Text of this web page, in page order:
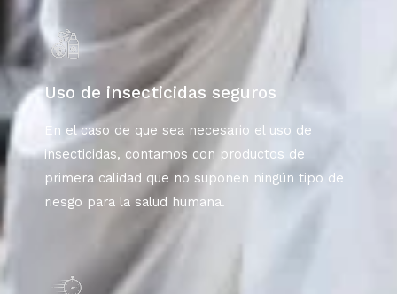
Uso de insecticidas seguros
En el caso de que sea necesario el uso de
insecticidas, contamos con productos de
primera calidad que no suponen ningún tipo de
riesgo para la salud humana.